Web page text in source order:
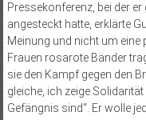
Pressekonferenz, bei der
angesteckt hatte, erklärte
Meinung und nicht um eine
Frauen rosarote Bänder
sie den Kampf gegen den
gleiche, ich zeige
Gefängnis sind“. Er wolle